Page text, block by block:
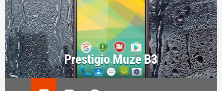
Prestigio Muze B3